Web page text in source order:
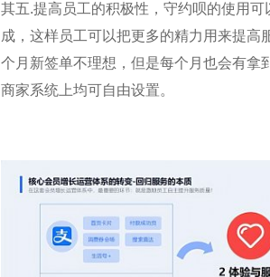
其五.提高员工的积极性，守约呗的使用
成，这样员工可以把更多的精力用来提高
个月新签单不理想，但是每个月也会有拿
商家系统上均可自由设置。